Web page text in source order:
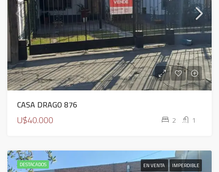
CASA DRAGO 876
U$40.000 2 1
DESTACADOS EN VENTA IMPERDIBLE